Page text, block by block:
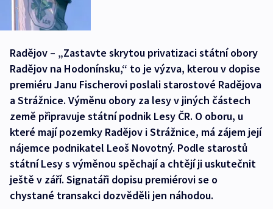
Radějov – „Zastavte skrytou privatizaci státní obory
Radějov na Hodonínsku,“ to je výzva, kterou v dopise
premiéru Janu Fischerovi poslali starostové Radějova
a Strážnice. Výměnu obory za lesy v jiných částech
země připravuje státní podnik Lesy ČR. O oboru, u
které mají pozemky Radějov i Strážnice, má zájem její
nájemce podnikatel Leoš Novotný. Podle starostů
státní Lesy s výměnou spěchají a chtějí ji uskutečnit
ještě v září. Signatáři dopisu premiérovi se o
chystané transakci dozvěděli jen náhodou.